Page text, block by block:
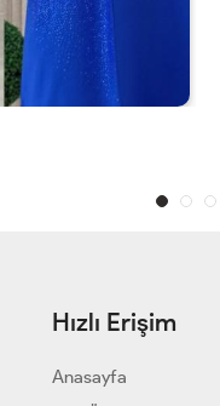
Hızlı Erişim
Anasayfa